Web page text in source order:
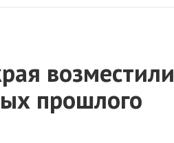
возместили
прошлого